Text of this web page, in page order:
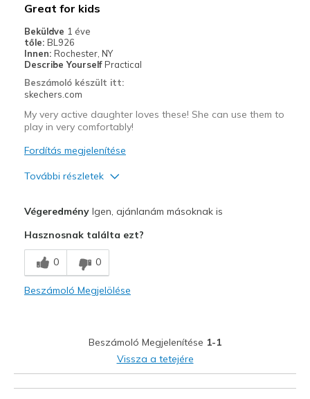
Great for kids
Beküldve 1 éve
tőle: BL926
Innen: Rochester, NY
Describe Yourself Practical
Beszámoló készült itt:
skechers.com
My very active daughter loves these! She can use them to
play in very comfortably!
Fordítás megjelenítése
További részletek
Comfortable
Durable
Sports
VégeredményIgen, ajánlanám másoknak is
Hasznosnak találta ezt?
0 0
Beszámoló Megjelölése
Beszámoló Megjelenítése 1-1
Vissza a tetejére